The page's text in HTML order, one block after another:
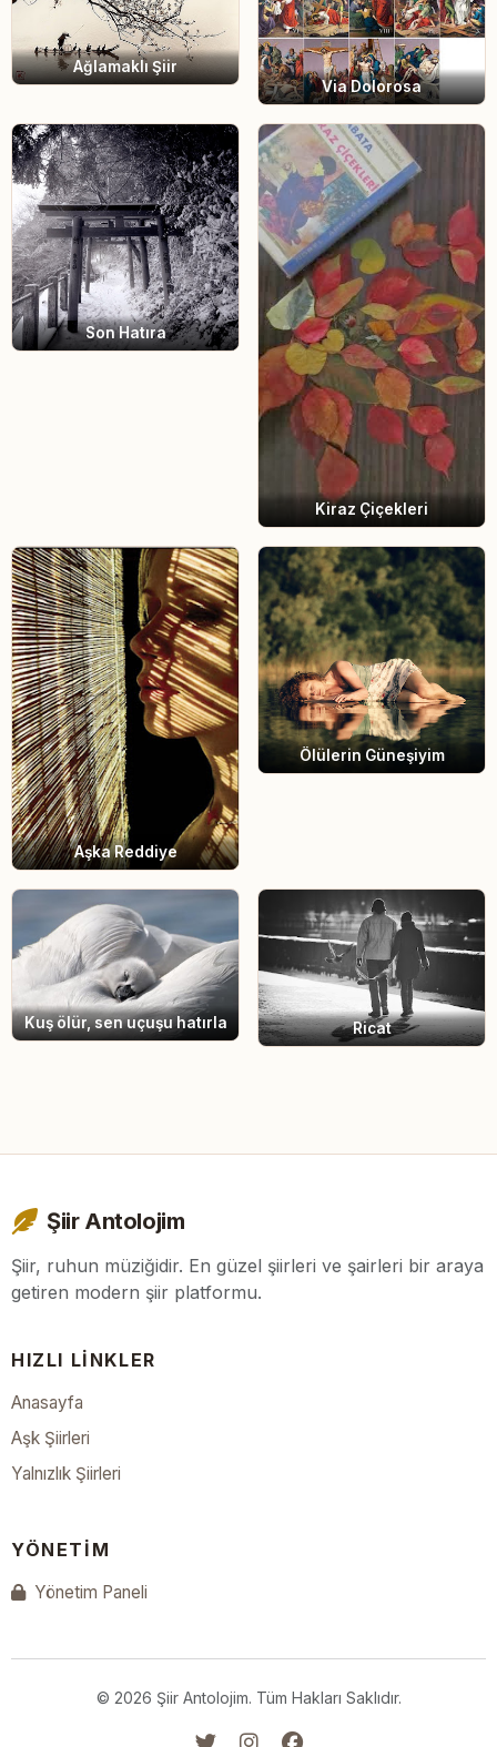
Ağlamaklı Şiir
Via Dolorosa
Son Hatıra
Kiraz Çiçekleri
Aşka Reddiye
Ölülerin Güneşiyim
Kuş ölür, sen uçuşu hatırla Ricat
Şiir Antolojim
Şiir, ruhun müziğidir. En güzel şiirleri ve şairleri bir araya
getiren modern şiir platformu.
HIZLI LINKLER
Anasayfa
Aşk Şiirleri
Yalnızlık Şiirleri
YÖNETIM
Yönetim Paneli
© 2026 Şiir Antolojim. Tüm Hakları Saklıdır.